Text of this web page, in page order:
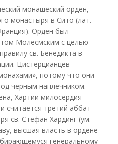
монашеский орден,
монастыря в Сито (лат.
Орден был
Молесмским с целью
св. Бенедикта в
Цистерцианцев
потому что они
черным наплечником.
Хартии милосердия
считается третий аббат
св. Стефан Хардинг (ум.
высшая власть в ордене
генеральному